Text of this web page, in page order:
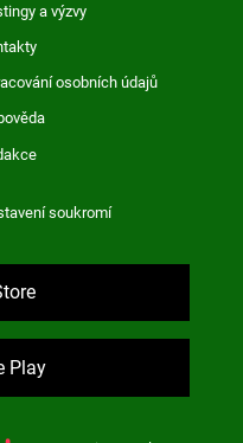
a výzvy
osobních údajů
soukromí
Play